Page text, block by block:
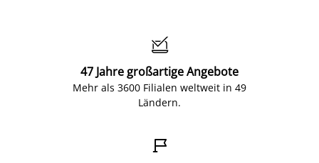

47 Jahre großartige Angebote
Mehr als 3600 Filialen weltweit in 49
Ländern.
